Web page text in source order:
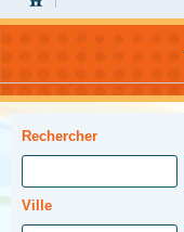
Rechercher
Ville